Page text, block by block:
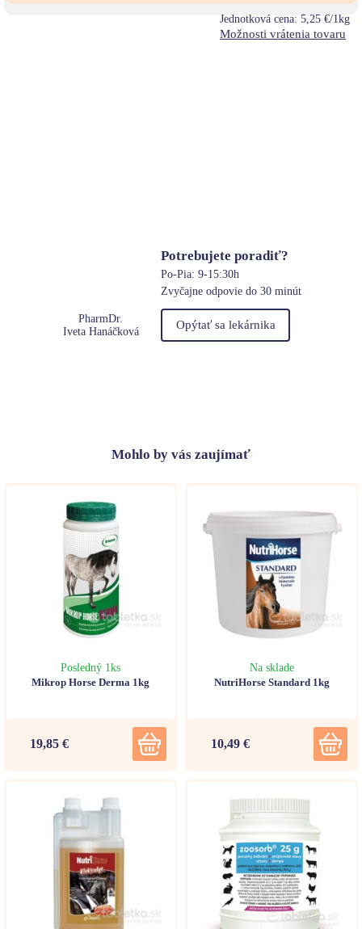
Jednotková cena: 5,25 €/1kg
Možnosti vrátenia tovaru
PharmDr.
Iveta Hanáčková
Potrebujete poradiť?
Po-Pia: 9-15:30h
Zvyčajne odpovie do 30 minút
Opýtať sa lekárnika
Mohlo by vás zaujímať
Posledný 1ks
Mikrop Horse Derma 1kg
19,85 €
Na sklade
NutriHorse Standard 1kg
10,49 €